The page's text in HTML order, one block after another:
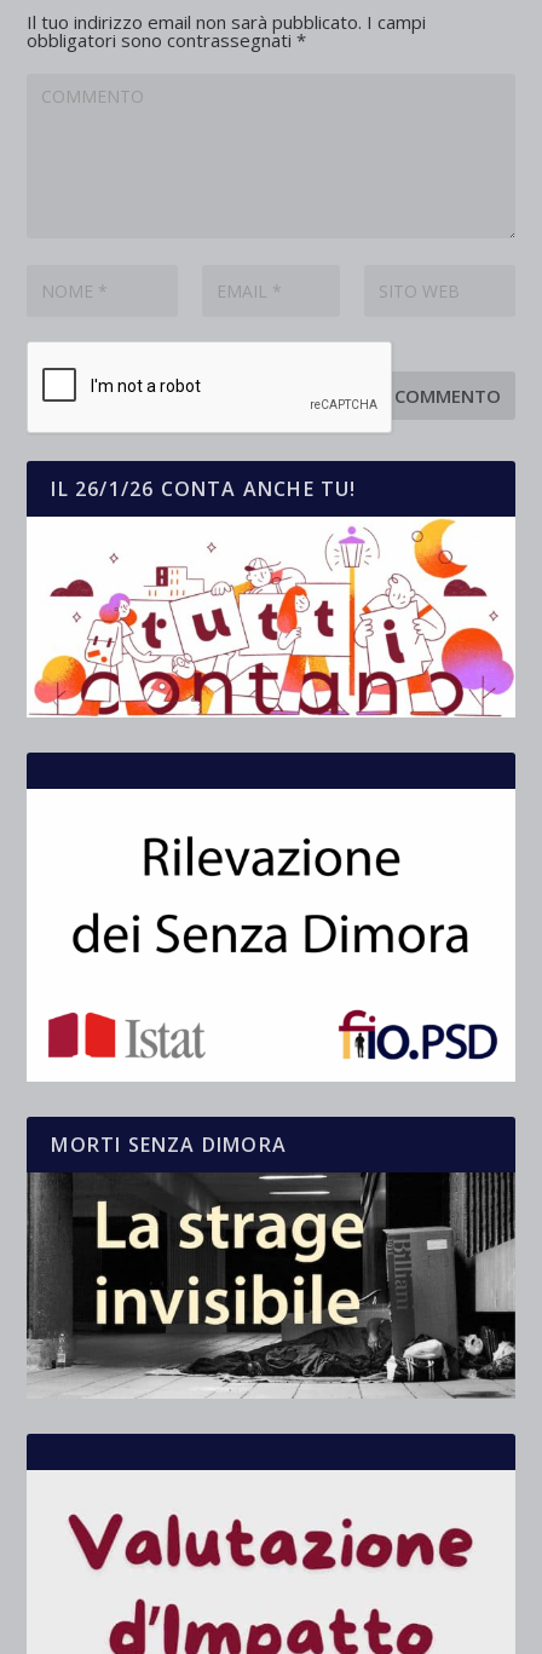
Il tuo indirizzo email non sarà pubblicato. I campi
obbligatori sono contrassegnati*
IL 26/1/26 CONTA ANCHE TU!
MORTI SENZA DIMORA